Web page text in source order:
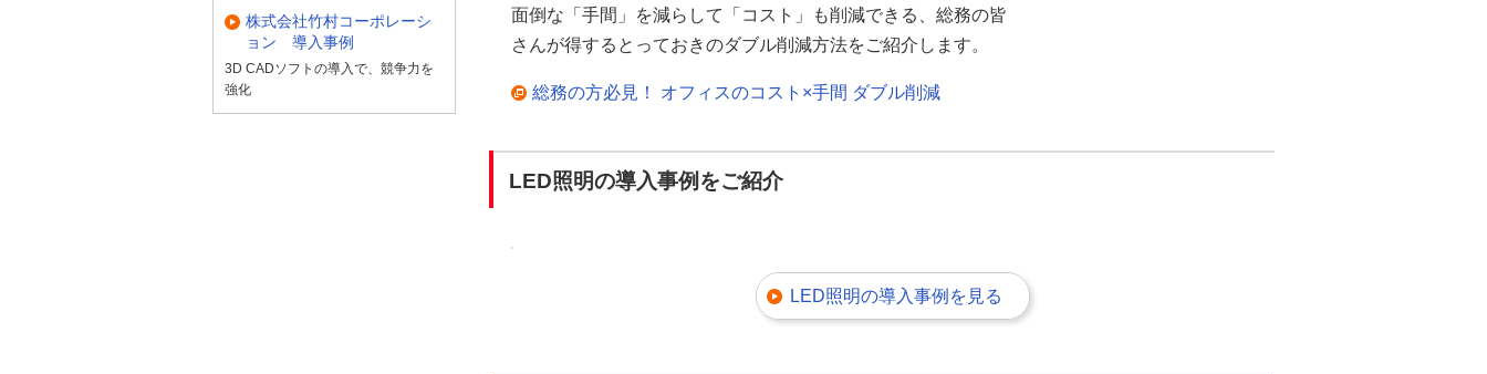
面倒な「手間」を減らして「コスト」も削減できる、総務の皆
さんが得するとっておきのダブル削減方法をご紹介します。
総務の方必見！ オフィスのコスト×手間 ダブル削減
LED照明の導入事例をご紹介
LED照明の導入事例を見る
株式会社竹村コーポレーシ
ョン 導入事例
3D CADソフトの導入で、競争力を
強化